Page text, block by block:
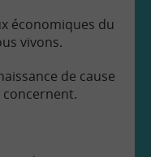
économiques du
vivons.
de cause